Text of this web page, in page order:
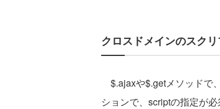
クロスドメインのスク
$.ajaxや$.getメソッドで
ションで、scriptの指定が